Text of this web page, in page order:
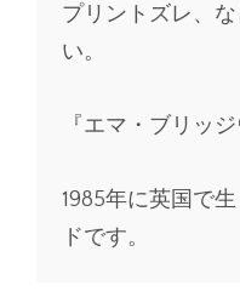
プリントズレ、
い。
『エマ・ブリッ
1985年に英国で
ドです。